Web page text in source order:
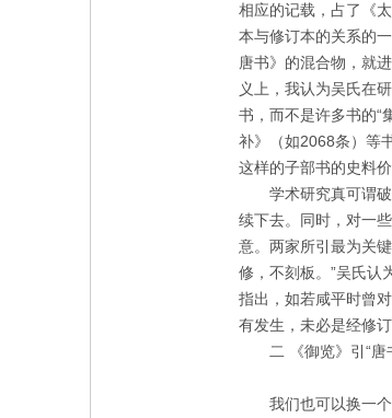
相应的记载，占了《
本与修订本的关系的
唐书》的混合物，就
义上，我认为吴氏在
书，而不是许多书的“
补》（如2068条）等
这样的子部书的史料价
学术研究真可谓
续下去。同时，对一
意。两家所引最为关
修，不刻板。”吴氏认
指出，如若咸平时曾
有发生，未必是经修
二
《御览》引“
我们也可以换一